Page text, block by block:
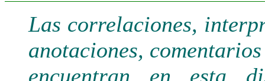
Las correlaciones,
anotaciones,
encuentran en esta